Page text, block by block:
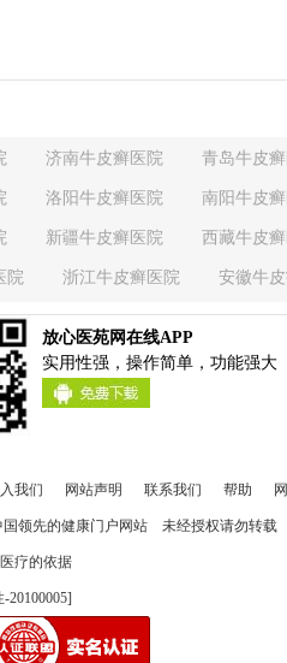
济南牛皮癣医院 青岛牛皮
洛阳牛皮癣医院 南阳牛皮
新疆牛皮癣医院 西藏牛皮
院 浙江牛皮癣医院 安徽牛
湖南牛皮癣医院 湖北牛皮
陕西牛皮癣医院 山西牛皮癣
天津牛皮癣医院
放心医苑网在线APP
实用性强，操作简单，功能强大
我们 网站声明 联系我们 帮助
领先的健康门户网站 未经授权请勿转载
疗的依据
20100005]